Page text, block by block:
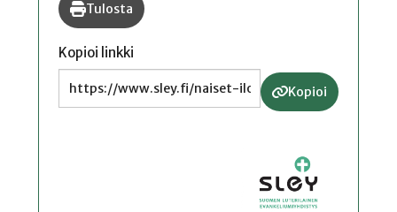
Tulosta
Kopioi linkki
Kopioi